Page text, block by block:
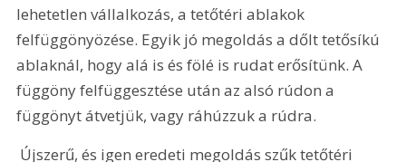
lehetetlen vállalkozás, a tetőtéri ablakok
felfüggönyözése. Egyik jó megoldás a dőlt tetősíkú
ablaknál, hogy alá is és fölé is rudat erősítünk. A
függöny felfüggesztése után az alsó rúdon a
függönyt átvetjük, vagy ráhúzzuk a rúdra.